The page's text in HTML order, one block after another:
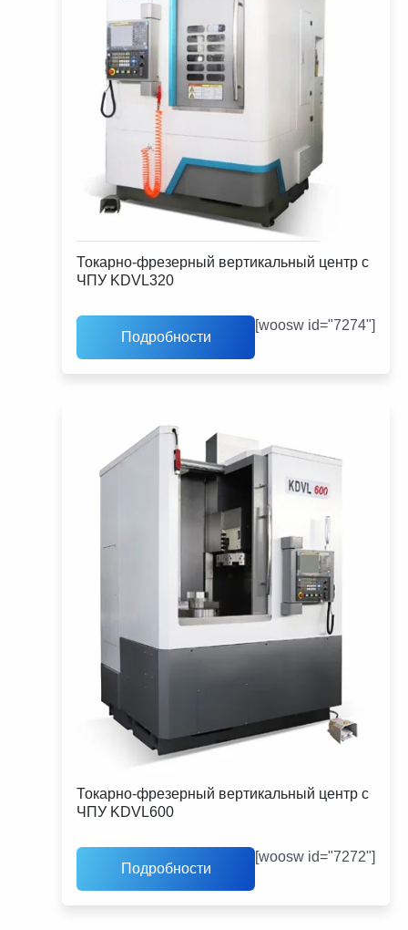
Токарно-фрезерный вертикальный центр с
ЧПУ KDVL320
Подробности
[woosw id="7274"]
Токарно-фрезерный вертикальный центр с
ЧПУ KDVL600
Подробности
[woosw id="7272"]